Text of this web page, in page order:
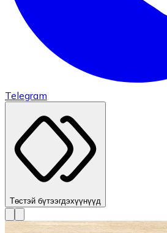
Telegram
Төстэй бүтээгдэхүүнүүд